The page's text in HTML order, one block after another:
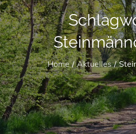
Home Aktuelles